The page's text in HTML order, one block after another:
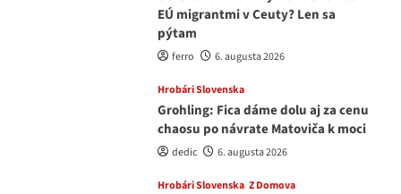
EÚ migrantmi v Ceuty? Len sa
pýtam
ferro 6. augusta 2026
Hrobári Slovenska
Grohling: Fica dáme dolu aj za cenu
chaosu po návrate Matoviča k moci
dedic 6. augusta 2026
Hrobári Slovenska Z Domova